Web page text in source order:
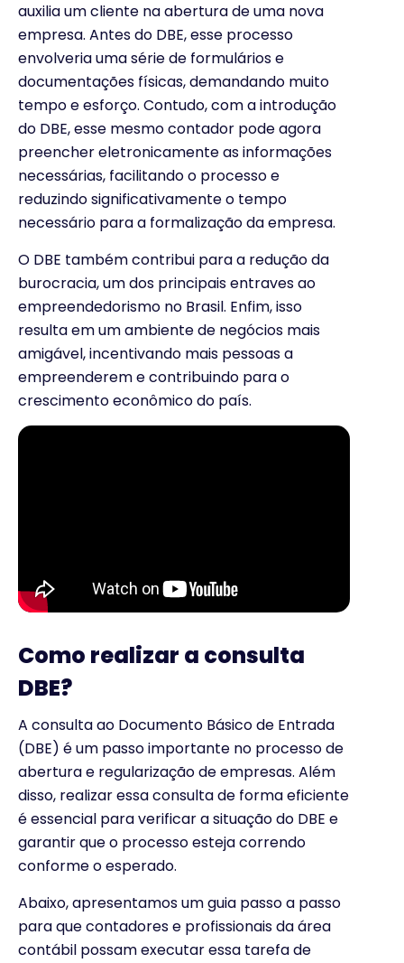
auxilia um cliente na abertura de uma nova
empresa. Antes do DBE, esse processo
envolveria uma série de formulários e
documentações físicas, demandando muito
tempo e esforço. Contudo, com a introdução
do DBE, esse mesmo contador pode agora
preencher eletronicamente as informações
necessárias, facilitando o processo e
reduzindo significativamente o tempo
necessário para a formalização da empresa.
O DBE também contribui para a redução da
burocracia, um dos principais entraves ao
empreendedorismo no Brasil. Enfim, isso
resulta em um ambiente de negócios mais
amigável, incentivando mais pessoas a
empreenderem e contribuindo para o
crescimento econômico do país.
Como realizar a consulta
DBE?
A consulta ao Documento Básico de Entrada
(DBE) é um passo importante no processo de
abertura e regularização de empresas. Além
disso, realizar essa consulta de forma eficiente
é essencial para verificar a situação do DBE e
garantir que o processo esteja correndo
conforme o esperado.
Abaixo, apresentamos um guia passo a passo
para que contadores e profissionais da área
contábil possam executar essa tarefa de